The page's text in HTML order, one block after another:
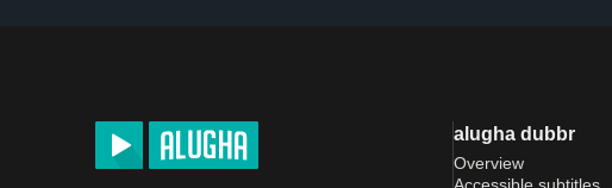
alugha dubbr
Overview
Accessible subtitles